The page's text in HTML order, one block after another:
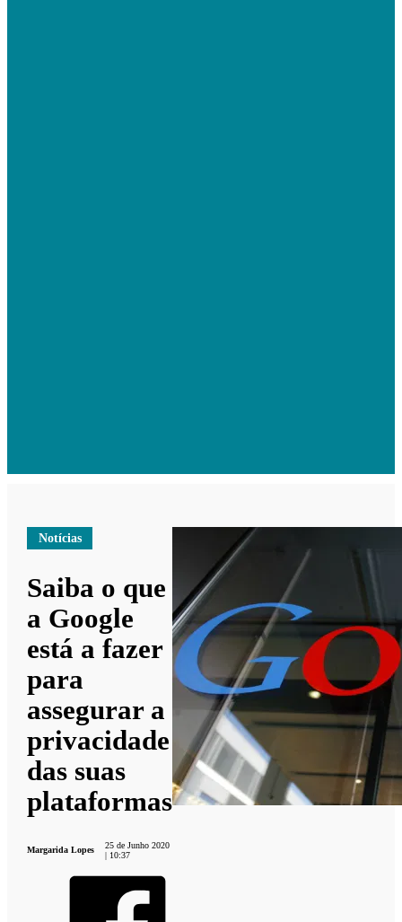
Notícias
Saiba o que
a Google
está a fazer
para
assegurar a
privacidade
das suas
plataformas
Margarida Lopes
25 de Junho 2020
| 10:37